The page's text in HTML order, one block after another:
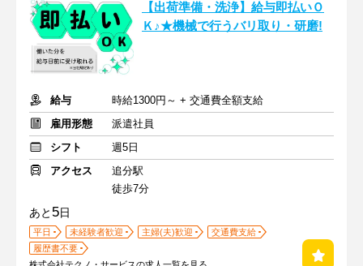
【出荷準備・洗浄】給与即払いＯ
Ｋ♪★機械で行うバリ取り・研磨!
給与
時給1300円～ + 交通費全額支給
雇用形態
派遣社員
シフト
週5日
アクセス
追分駅
徒歩7分
あと 5日
平日 未経験者歓迎 主婦(夫)歓迎
交通費支給
履歴書不要